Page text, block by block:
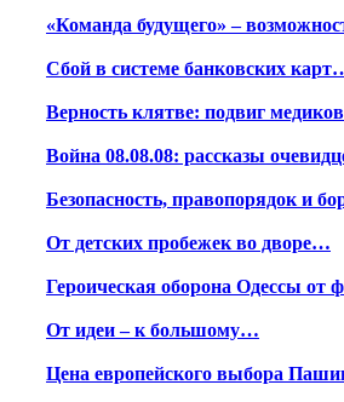
«Команда будущего» –
Сбой в системе банковских
Верность клятве: подвиг
Война 08.08.08: рассказы
Безопасность, правопорядок и
От детских пробежек во дворе…
Героическая оборона Одессы от
От идеи – к большому…
Цена европейского выбора